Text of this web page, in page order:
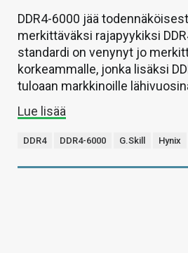
DDR4-6000 jää
merkittäväksi rajapyykiksi
standardi on venynyt jo
korkeammalle, jonka lisäksi
tuloaan markkinoille
Lue lisää
DDR4 DDR4-6000 G.Skill Hynix